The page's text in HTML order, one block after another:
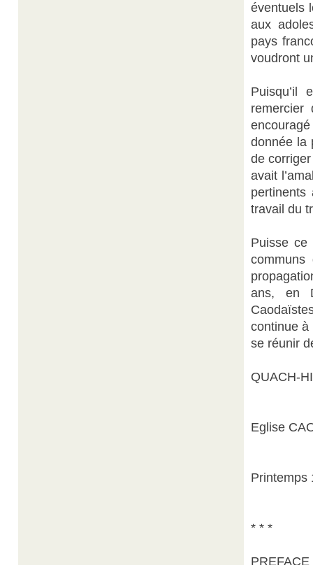
éventuels
aux
pays
voudront
remercier
donnée la
de
avait
pertinents
travail du
Puisse ce
communs
ans, en
continue
se réunir
QUACH-
Eglise
Printemps
* * *
PREFACE